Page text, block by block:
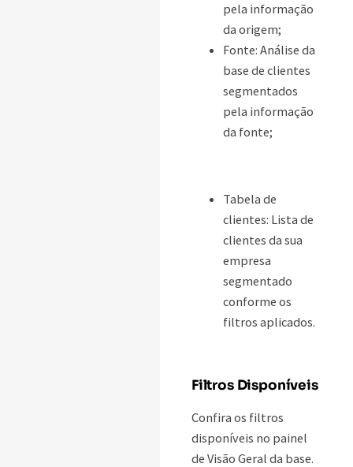
pela informação
da origem;
Fonte: Análise da
base de clientes
segmentados
pela informação
da fonte;
Tabela de
clientes: Lista de
clientes da sua
empresa
segmentado
conforme os
filtros aplicados.
Filtros Disponíveis
Confira os filtros
disponíveis no painel
de Visão Geral da base.